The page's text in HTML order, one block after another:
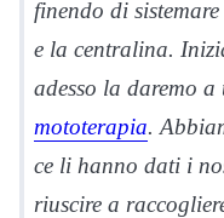
finendo di
e la centralina.
adesso la daremo a
mototerapia.
ce li hanno dati i
riuscire a